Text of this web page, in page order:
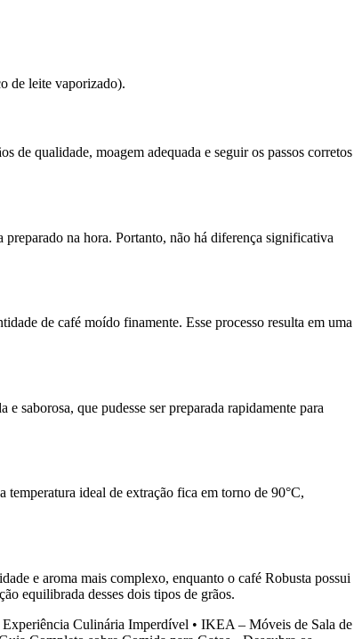
de leite vaporizado).
de qualidade, moagem adequada e seguir os passos corretos
preparado na hora. Portanto, não há diferença significativa
de café moído finamente. Esse processo resulta em uma
saborosa, que pudesse ser preparada rapidamente para
temperatura ideal de extração fica em torno de 90°C,
e aroma mais complexo, enquanto o café Robusta possui
equilibrada desses dois tipos de grãos.
Culinária Imperdível • IKEA – Móveis de Sala de